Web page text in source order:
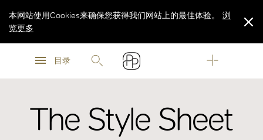
浏
目录
本网站使用Cookies来确保您获得我们网站上的最佳体验。
浏
览更多
The Style Sheet